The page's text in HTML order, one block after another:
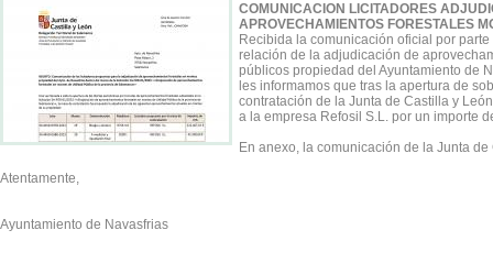
COMUNICACION LICITADORES
APROVECHAMIENTOS FORESTALES
Recibida la comunicación oficial por
relación de la adjudicación de
públicos propiedad del Ayuntamiento de
les informamos que tras la apertura de
contratación de la Junta de Castilla y
a la empresa Refosil S.L. por un importe
En anexo, la comunicación de la Junta
Atentamente,
Ayuntamiento de Navasfrias